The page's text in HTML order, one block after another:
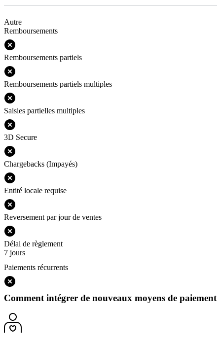
Autre
Remboursements
Remboursements partiels
Remboursements partiels multiples
Saisies partielles multiples
3D Secure
Chargebacks (Impayés)
Entité locale requise
Reversement par jour de ventes
Délai de règlement
7 jours
Paiements récurrents
Comment intégrer de nouveaux moyens de paiement